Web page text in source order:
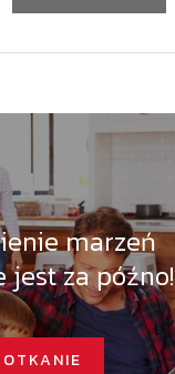
marzeń
jest za późno!